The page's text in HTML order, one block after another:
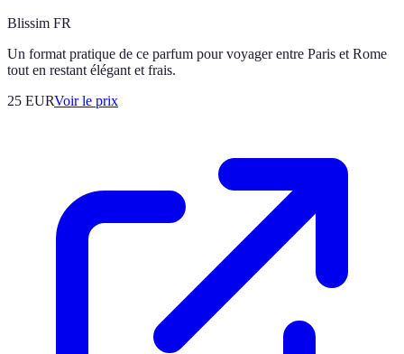
Blissim FR
Un format pratique de ce parfum pour voyager entre Paris et Rome
tout en restant élégant et frais.
25 EURVoir le prix